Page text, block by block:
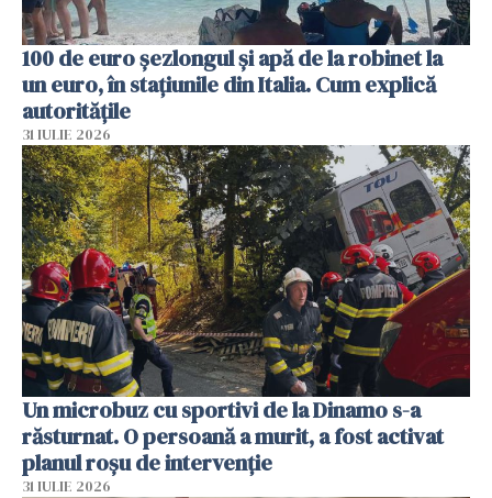
100 de euro șezlongul și apă de la robinet la
un euro, în stațiunile din Italia. Cum explică
autoritățile
31 IULIE 2026
Un microbuz cu sportivi de la Dinamo s-a
răsturnat. O persoană a murit, a fost activat
planul roșu de intervenție
31 IULIE 2026